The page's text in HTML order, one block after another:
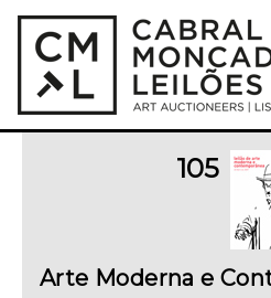
105
Arte Moderna e